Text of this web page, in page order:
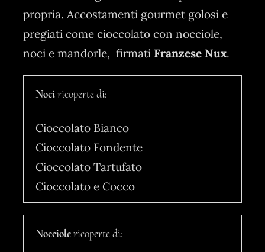
propria. Accostamenti gourmet golosi e
pregiati come cioccolato con nocciole,
noci e mandorle, firmati Franzese Nux.
Nociricoperte di:
Cioccolato Bianco
Cioccolato Fondente
Cioccolato Tartufato
Cioccolato e Cocco
Nocciolericoperte di: